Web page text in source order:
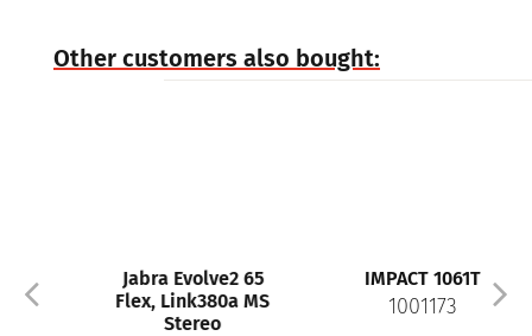
Other customers also bought:
Jabra Evolve2 65
Flex, Link380a MS
Stereo
IMPACT 1061T
1001173